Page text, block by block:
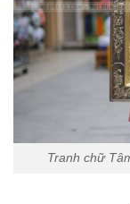
Tranh chữ